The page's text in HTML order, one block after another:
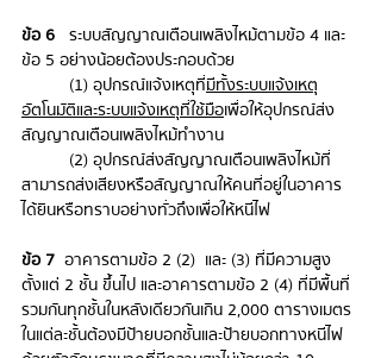
ข้อ 6
   ระบบสัญญาณเตือนเพลิงไหม้ตามข้อ 4 และ
ข้อ 5 อย่างน้อยต้องประกอบด้วย
(1) อุปกรณ์แจ้งเหตุที่มีทั้งระบบแจ้งเหตุ
อัตโนมัติและระบบแจ้งเหตุที่ใช้มือเพื่อให้อุปกรณ์ส่ง
สัญญาณเตือนเพลิงไหม้ทํางาน
(2) อุปกรณ์ส่งสัญญาณเตือนเพลิงไหม้ที่
สามารถส่งเสียงหรือสัญญาณให้คนที่อยู่ในอาคาร
ได้ยินหรือทราบอย่างทั่วถึงเพื่อให้หนีไฟ
ข้อ 7
  อาคารตามข้อ 2 (2)  และ (3) ที่มีความสูง
ตั้งแต่ 2 ชั้น ขึ้นไป และอาคารตามข้อ 2 (4) ที่มีพื้นที่
รวมกันทุกชั้นในหลังเดียวกันเกิน 2,000 ตารางเมตร
ในแต่ละชั้นต้องมีป้ายบอกชั้นและป้ายบอกทางหนีไฟ